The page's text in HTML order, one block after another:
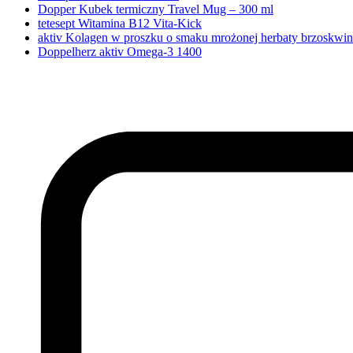
Dopper Kubek termiczny Travel Mug – 300 ml
tetesept Witamina B12 Vita-Kick
aktiv Kolagen w proszku o smaku mrożonej herbaty
Doppelherz aktiv Omega-3 1400